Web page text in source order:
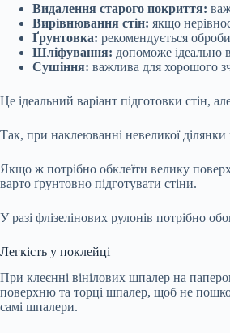
Видалення старого покриття:
Вирівнювання стін: якщо
Ґрунтовка: рекомендується
Шліфування: допоможе ідеально
Сушіння: важлива для хорошого
Це ідеальний варіант підготовки стін,
Так, при наклеюванні невеликої
Якщо ж потрібно обклеїти велику
варто ґрунтовно підготувати стіни.
У разі флізелінових рулонів потрібно
Легкість у поклейці
При клеєнні вінілових шпалер на
поверхню та торці шпалер, щоб не
самі шпалери.